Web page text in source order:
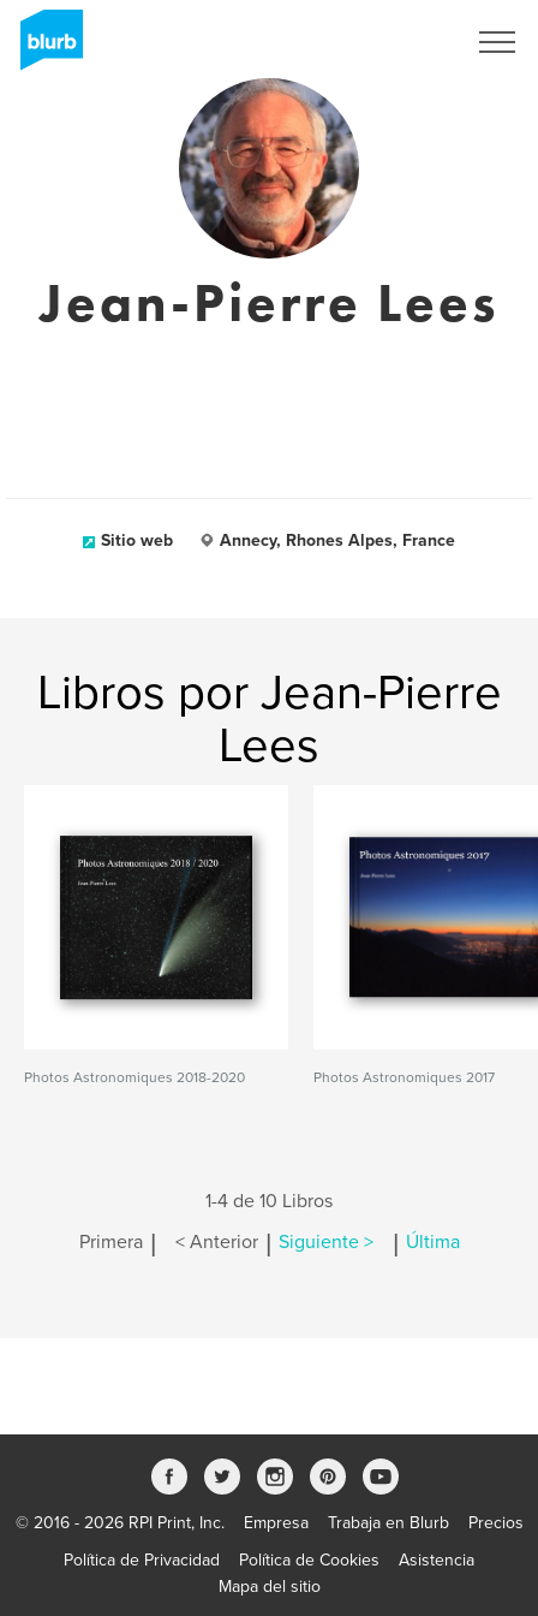
Jean-Pierre Lees
Sitio web Annecy, Rhones Alpes, France
Libros por Jean-Pierre
Lees
Photos Astronomiques 2018-2020 Photos Astronomiques 2017
1-4 de 10 Libros
Primera | < Anterior | Siguiente > | Última
© 2016 - 2026 RPI Print, Inc. Empresa Trabaja en Blurb
Precios
Política de Privacidad
Política de Cookies
Asistencia
Mapa del sitio